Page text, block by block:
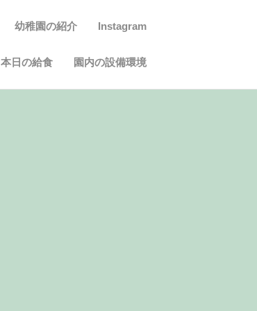
Instagram
幼稚園の紹介
園内の設備環境
本日の給食